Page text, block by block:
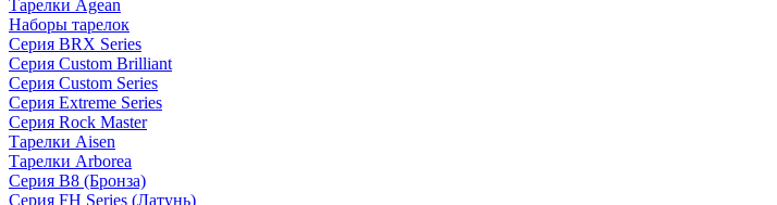
Тарелки Agean
Наборы тарелок
Серия BRX Series
Серия Custom Brilliant
Серия Custom Series
Серия Extreme Series
Серия Rock Master
Тарелки Aisen
Тарелки Arborea
Серия B8 (Бронза)
Серия FH Series (Латунь)